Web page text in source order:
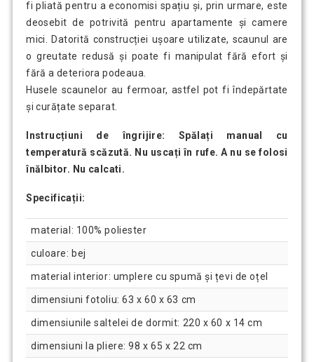
fi pliată pentru a economisi spațiu și, prin urmare, este
deosebit de potrivită pentru apartamente și camere
mici. Datorită construcției ușoare utilizate, scaunul are
o greutate redusă și poate fi manipulat fără efort și
fără a deteriora podeaua.
Husele scaunelor au fermoar, astfel pot fi îndepărtate
și curățate separat.
Instrucțiuni de îngrijire: Spălați manual cu
temperatură scăzută. Nu uscați în rufe. A nu se folosi
înălbitor. Nu calcati.
Specificații:
material: 100% poliester
culoare: bej
material interior: umplere cu spumă și țevi de oțel
dimensiuni fotoliu: 63 x 60 x 63 cm
dimensiunile saltelei de dormit: 220 x 60 x 14 cm
dimensiuni la pliere: 98 x 65 x 22 cm